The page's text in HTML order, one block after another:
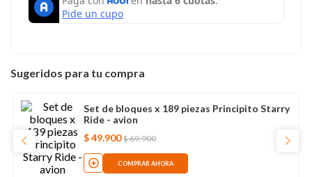
Sugeridos para tu compra
Set de bloques x 189 piezas Principito Starry
Ride - avion
$49.900 $69.900
COMPRAR AHORA